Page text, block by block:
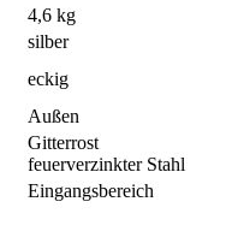
4,6 kg
silber
eckig
Außen
Gitterrost
feuerverzinkter Stahl
Eingangsbereich